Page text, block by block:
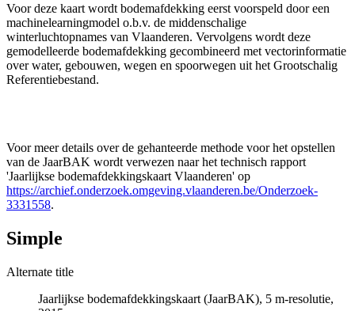
Voor deze kaart wordt bodemafdekking eerst voorspeld door een
machinelearningmodel o.b.v. de middenschalige
winterluchtopnames van Vlaanderen. Vervolgens wordt deze
gemodelleerde bodemafdekking gecombineerd met vectorinformatie
over water, gebouwen, wegen en spoorwegen uit het Grootschalig
Referentiebestand.
Voor meer details over de gehanteerde methode voor het opstellen
van de JaarBAK wordt verwezen naar het technisch rapport
'Jaarlijkse bodemafdekkingskaart Vlaanderen' op
https://archief.onderzoek.omgeving.vlaanderen.be/Onderzoek-
3331558.
Simple
Alternate title
Jaarlijkse bodemafdekkingskaart (JaarBAK), 5 m-resolutie,